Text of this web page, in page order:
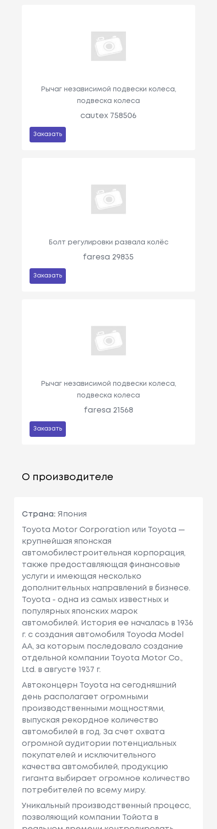
Рычаг независимой подвески колеса,
подвеска колеса
cautex 758506
Заказать
Болт регулировки развала колёс
faresa 29835
Заказать
Рычаг независимой подвески колеса,
подвеска колеса
faresa 21568
Заказать
О производителе
Страна: Япония
Toyota Motor Corporation или Toyota —
крупнейшая японская
автомобилестроительная корпорация,
также предоставляющая финансовые
услуги и имеющая несколько
дополнительных направлений в бизнесе.
Toyota - одна из самых известных и
популярных японских марок
автомобилей. История ее началась в 1936
г. с создания автомобиля Toyoda Model
AA, за которым последовало создание
отдельной компании Toyota Motor Co.,
Ltd. в августе 1937 г.
Автоконцерн Toyota на сегодняшний
день располагает огромными
производственными мощностями,
выпуская рекордное количество
автомобилей в год. За счет охвата
огромной аудитории потенциальных
покупателей и исключительного
качества автомобилей, продукцию
гиганта выбирает огромное количество
потребителей по всему миру.
Уникальный производственный процесс,
позволяющий компании Тойота в